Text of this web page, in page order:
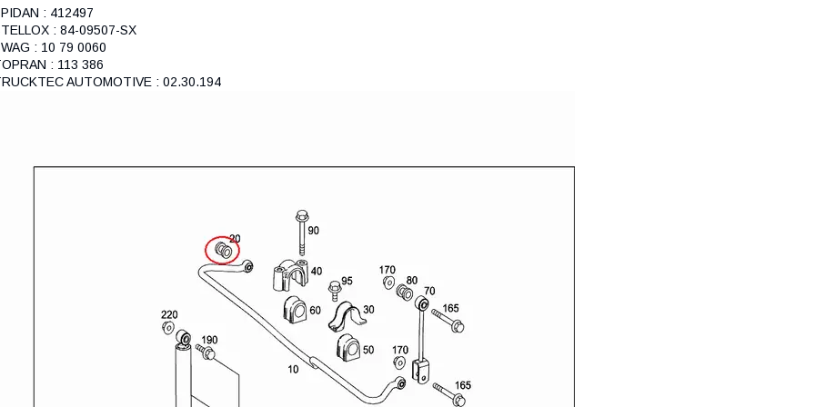
: 412497
: 84-09507-SX
: 10 79 0060
: 113 386
AUTOMOTIVE : 02.30.194